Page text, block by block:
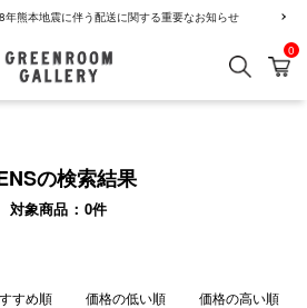
年熊本地震に伴う配送に関する重要なお知らせ
検索 カ
0
の検索結果
対象商品 0件
すめ順 価格の低い順 価格の高い順